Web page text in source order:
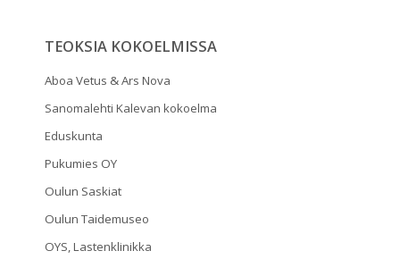
TEOKSIA KOKOELMISSA
Aboa Vetus & Ars Nova
Sanomalehti Kalevan kokoelma
Eduskunta
Pukumies OY
Oulun Saskiat
Oulun Taidemuseo
OYS, Lastenklinikka